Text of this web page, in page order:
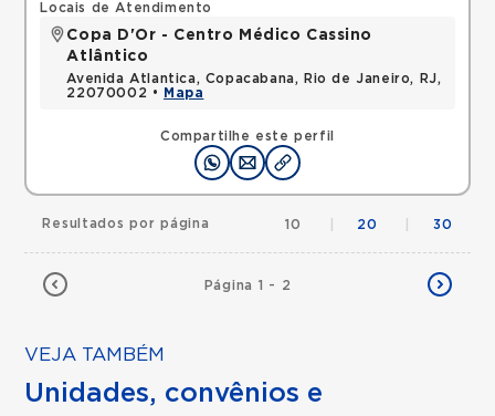
Compartilhe este perfil
Locais de Atendimento
Copa D'Or - Centro Médico Cassino
Atlântico
Avenida Atlantica, Copacabana, Rio de Janeiro, RJ,
22070002 •
Mapa
Página 1 - 2
Resultados por página 10 20 30
VEJA TAMBÉM
Unidades, convênios e